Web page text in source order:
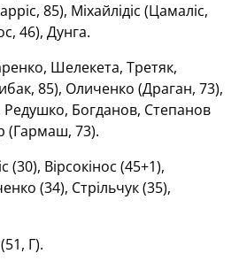
85), Міхайлідіс (Цамаліс,
46), Дунга.
Шелекета, Третяк,
85), Оличенко (Драган, 73),
Редушко, Богданов, Степанов
(Гармаш, 73).
(30), Вірсокінос (45+1),
(34), Стрільчук (35),
Г).